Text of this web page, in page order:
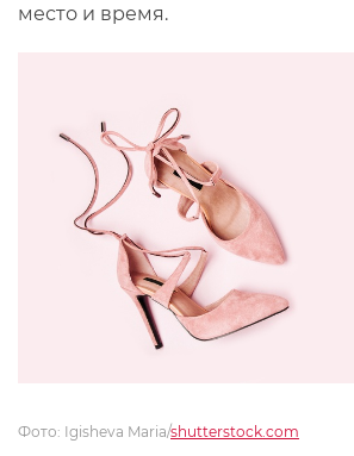
место и время.
Фото: Igisheva Maria/shutterstock.com